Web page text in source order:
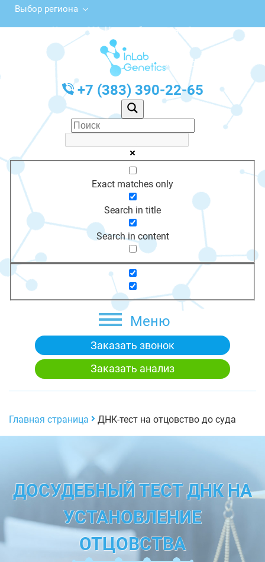
Выбор региона
ул. Чехова, 111, Новосибирск, этаж 1
с 10:00 до 20:00
График работы: Пн-Пт с 10:00 до 20:00
+7 (383) 390-22-65
Exact matches only
Search in title
Search in content
Меню
Заказать звонок
Заказать анализ
Главная страница ДНК-тест на отцовство до суда
ДОСУДЕБНЫЙ ТЕСТ ДНК НА
УСТАНОВЛЕНИЕ
ОТЦОВСТВА